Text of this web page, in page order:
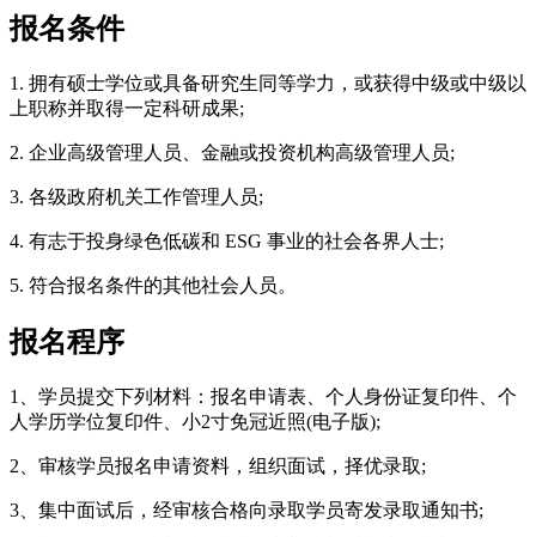
报名条件
1. 拥有硕士学位或具备研究生同等学力，或获得中级或中级以
上职称并取得一定科研成果;
2. 企业高级管理人员、金融或投资机构高级管理人员;
3. 各级政府机关工作管理人员;
4. 有志于投身绿色低碳和 ESG 事业的社会各界人士;
5. 符合报名条件的其他社会人员。
报名程序
1、学员提交下列材料：报名申请表、个人身份证复印件、个
人学历学位复印件、小2寸免冠近照(电子版);
2、审核学员报名申请资料，组织面试，择优录取;
3、集中面试后，经审核合格向录取学员寄发录取通知书;